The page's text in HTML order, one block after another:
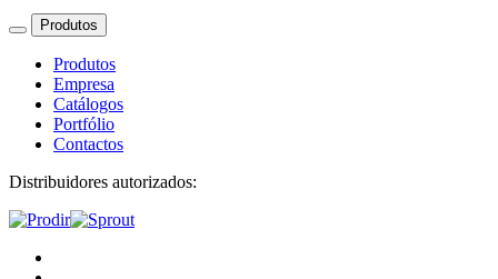
Produtos
Produtos
Empresa
Catálogos
Portfólio
Contactos
Distribuidores autorizados: